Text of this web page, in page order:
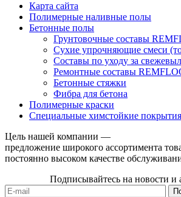
Карта сайта
Полимерные наливные полы
Бетонные полы
Грунтовочные составы
Сухие упрочняющие смеси
Составы по уходу за
Ремонтные составы
Бетонные стяжки
Фибра для бетона
Полимерные краски
Специальные химстойкие покрытия
Цель нашей компании —
предложение широкого ассортимента
постоянно высоком качестве
Подписывайтесь на новости и